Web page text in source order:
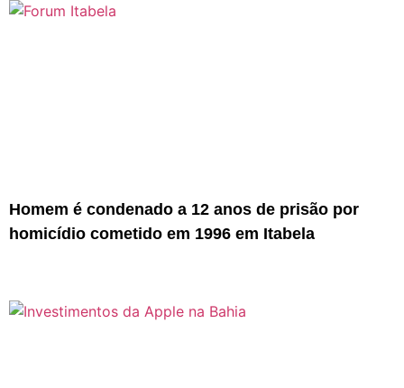
Homem é condenado a 12 anos de prisão por
homicídio cometido em 1996 em Itabela